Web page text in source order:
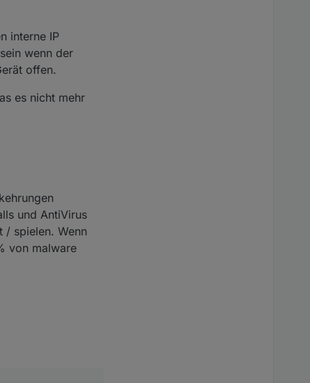
interne IP
wenn der
offen.
es nicht mehr
und AntiVirus
/ spielen. Wenn
von malware